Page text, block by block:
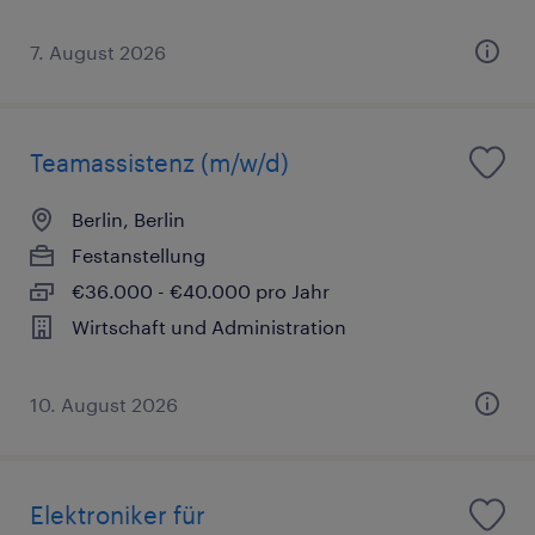
7. August 2026
Teamassistenz (m/w/d)
Berlin, Berlin
Festanstellung
€36.000 - €40.000 pro Jahr
Wirtschaft und Administration
10. August 2026
Elektroniker für